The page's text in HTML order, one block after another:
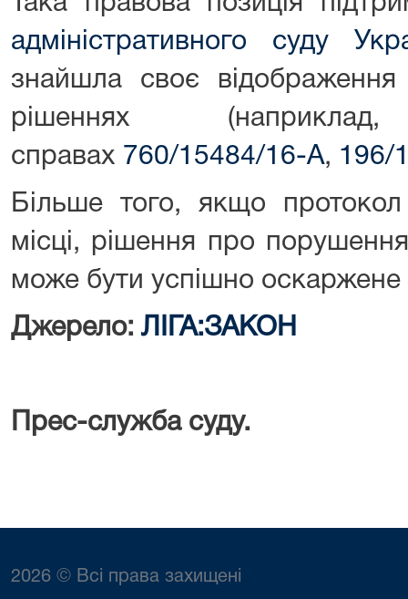
адміністративного суду
знайшла своє
рішеннях
справах 760/15484/16-А, 196/
Більше того, якщо
місці, рішення про
може бути успішно оскаржене
Джерело: ЛІГА:ЗАКОН
Прес-служба суду.
2026 © Всі права захищені